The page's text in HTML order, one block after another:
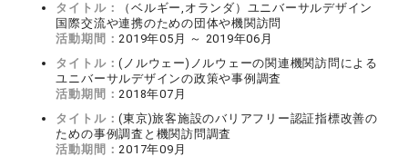
タイトル：
（ベルギー,オランダ）ユニバーサルデザイン
国際交流や連携のための団体や機関訪問
活動期間：2019年05月 ～ 2019年06月
タイトル：(ノルウェー)ノルウェーの関連機関訪問による
ユニバーサルデザインの政策や事例調査
活動期間：2018年07月
タイトル：(東京)旅客施設のバリアフリー認証指標改善の
ための事例調査と機関訪問調査
活動期間：2017年09月